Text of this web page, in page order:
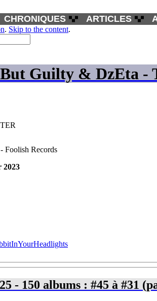
CHRONIQUES ARTICLES
. Skip to the content.
Guilty & DzEta -
Foolish Records
2023
- 150 albums : #45 à #31